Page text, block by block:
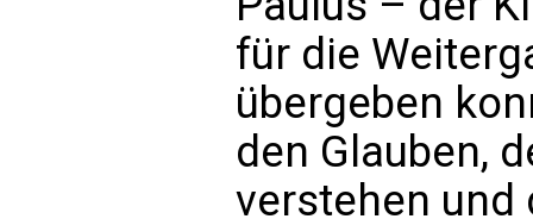
für die
übergeben
den Glauben,
verstehen und